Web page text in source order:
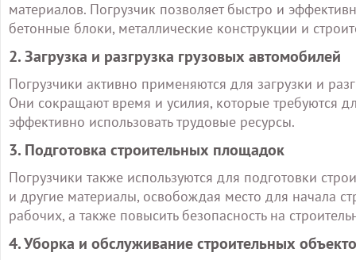
материалов. Погрузчик позволяет быстро и
бетонные блоки, металлические конструкции и
2. Загрузка и разгрузка грузовых автомобилей
Погрузчики активно применяются для загрузки и
Они сокращают время и усилия, которые требуются
эффективно использовать трудовые ресурсы.
3. Подготовка строительных площадок
Погрузчики также используются для подготовки
и другие материалы, освобождая место для начала
рабочих, а также повысить безопасность на
4. Уборка и обслуживание строительных